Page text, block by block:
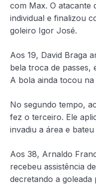
com Max. O atacante
individual e finalizou
goleiro Igor José.
Aos 19, David Braga
bela troca de passes,
A bola ainda tocou
No segundo tempo,
fez o terceiro. Ele
invadiu a área e
Aos 38, Arnaldo
recebeu assistência
decretando a goleada